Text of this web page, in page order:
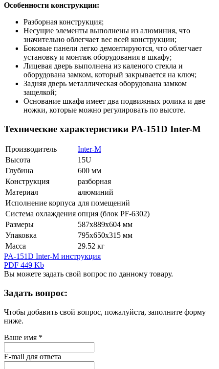
Особенности конструкции:
Разборная конструкция;
Несущие элементы выполнены из алюминия, что
значительно облегчает вес всей конструкции;
Боковые панели легко демонтируются, что облегчает
установку и монтаж оборудования в шкафу;
Лицевая дверь выполнена из каленого стекла и
оборудована замком, который закрывается на ключ;
Задняя дверь металлическая оборудована замком
защелкой;
Основание шкафа имеет два подвижных ролика и две
ножки, которые можно регулировать по высоте.
Технические характеристики PA-151D Inter-M
Производитель
Inter-M
Высота
15U
Глубина
600 мм
Конструкция
разборная
Материал
алюминий
Исполнение корпуса для помещений
Система охлаждения опция (блок PF-6302)
Размеры
587х889х604 мм
Упаковка
795х650х315 мм
Масса
29.52 кг
PA-151D Inter-M инструкция
PDF 449 Kb
Вы можете задать свой вопрос по данному товару.
Задать вопрос:
Чтобы добавить свой вопрос, пожалуйста, заполните форму
ниже.
Ваше имя *
E-mail для ответа